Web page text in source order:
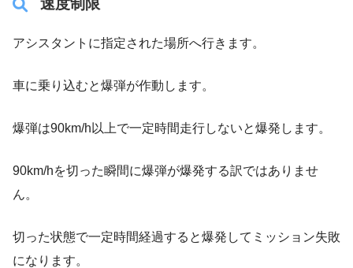
速度制限
アシスタントに指定された場所へ行きます。
車に乗り込むと爆弾が作動します。
爆弾は90km/h以上で一定時間走行しないと爆発します。
90km/hを切った瞬間に爆弾が爆発する訳ではありませ
ん。
切った状態で一定時間経過すると爆発してミッション失敗
になります。